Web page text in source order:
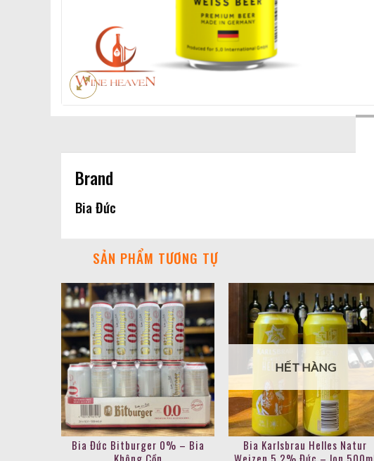
Brand
Bia Đức
SẢN PHẨM TƯƠNG TỰ
Bia Đức Bitburger 0% – Bia
HẾT HÀNG
Bia Karlsbrau Helles Natur